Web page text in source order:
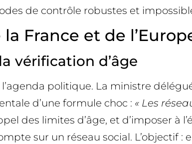
de contrôle robustes et
France et de
vérification d’âge
politique. La ministre
d’une formule choc : « Les
des limites d’âge, et d’imposer à
sur un réseau social. L’objectif